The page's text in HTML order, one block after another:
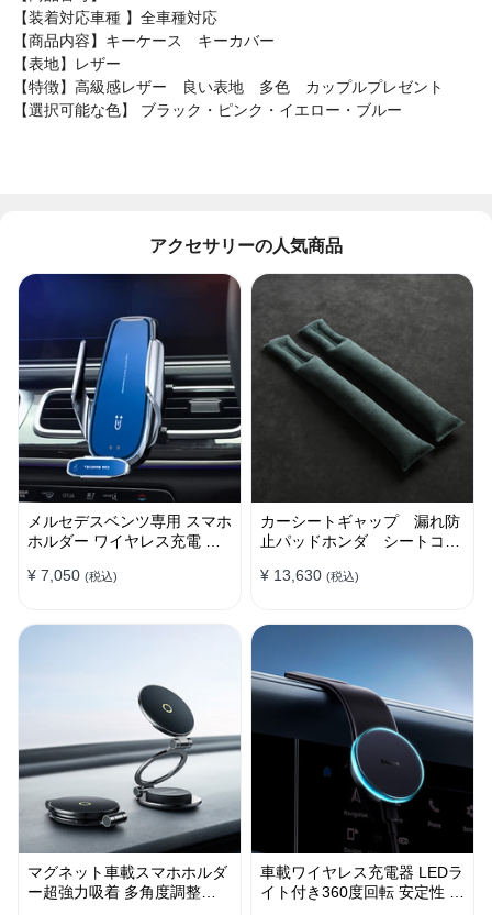
【装着対応車種 】全車種対応
【商品内容】キーケース キーカバー
【表地】レザー
【特徴】 高級感レザー 良い表地 多色 カップルプレゼント
【選択可能な色】
ブラック・ピンク・イエロー・ブルー
アクセサリーの人気商品
メルセデスベンツ専用 スマホ
ホルダー ワイヤレス充電 吹
¥ 7,050 (税込)
カーシートギャップ 漏れ防
止パッドホンダ シートコン
¥ 13,630 (税込)
マグネット車載スマホホルダ
ー超強力吸着 多角度調整
車載ワイヤレス充電器 LEDラ
イト付き360度回転 安定性 粘